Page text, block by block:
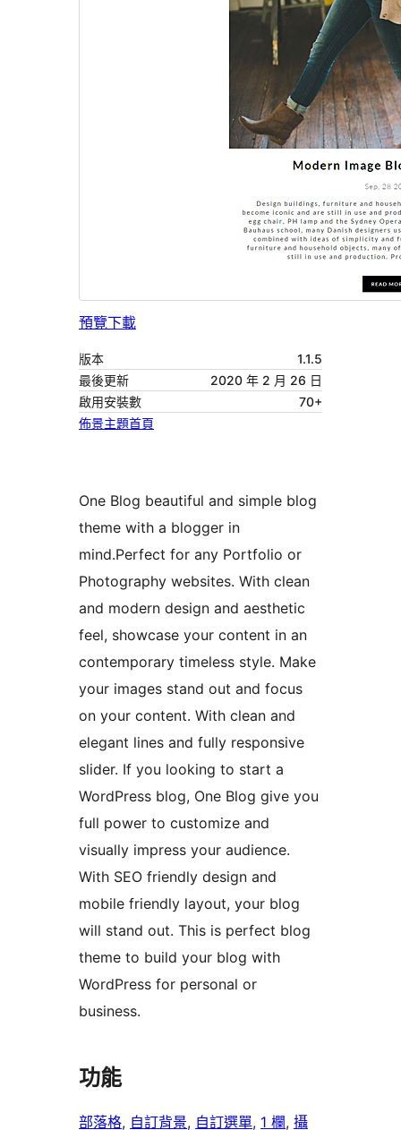
預覽下載
版本
1.1.5
最後更新
2020 年 2 月 26 日
啟用安裝數
70+
佈景主題首頁
One Blog beautiful and simple blog
theme with a blogger in
mind.Perfect for any Portfolio or
Photography websites. With clean
and modern design and aesthetic
feel, showcase your content in an
contemporary timeless style. Make
your images stand out and focus
on your content. With clean and
elegant lines and fully responsive
slider. If you looking to start a
WordPress blog, One Blog give you
full power to customize and
visually impress your audience.
With SEO friendly design and
mobile friendly layout, your blog
will stand out. This is perfect blog
theme to build your blog with
WordPress for personal or
business.
功能
部落格, 自訂背景, 自訂選單, 1 欄, 攝